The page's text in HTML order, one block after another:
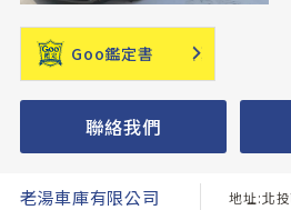
Goo鑑定書
聯絡我們
老湯車庫有限公司
地址:北